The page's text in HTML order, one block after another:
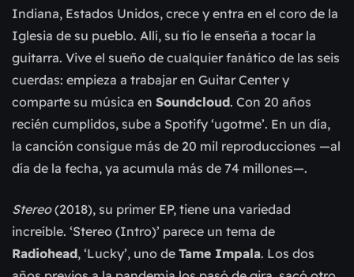
Indiana, Estados Unidos, crece y entra en el coro de la
Iglesia de su pueblo. Allí, su tío le enseña a tocar la
guitarra. Vive el sueño de cualquier fanático de las seis
cuerdas: empieza a trabajar en Guitar Center y
comparte su música en Soundcloud. Con 20 años
recién cumplidos, sube a Spotify ‘ugotme’. En un día,
la canción consigue más de 20 mil reproducciones —al
día de la fecha, ya acumula más de 74 millones—.
Stereo(2018), su primer EP, tiene una variedad
increíble. ‘Stereo (Intro)’ parece un tema de
Radiohead, ‘Lucky’, uno de Tame Impala. Los dos